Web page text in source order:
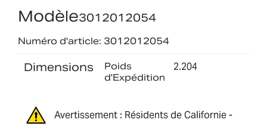
Modèle3012012054
Numéro d'article: 3012012054
Dimensions
Poids
d'Expédition
2.204
Avertissement : Résidents de Californie -